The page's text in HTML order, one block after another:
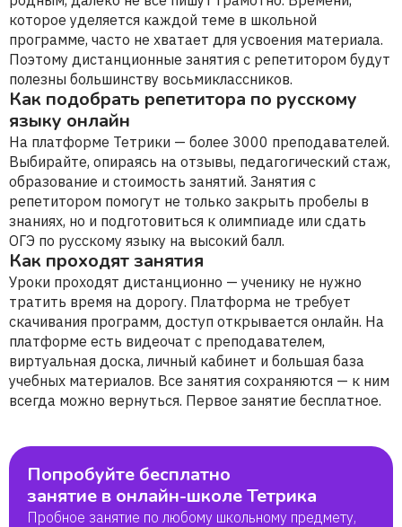
которое уделяется каждой теме в школьной
программе, часто не хватает для усвоения материала.
Поэтому дистанционные занятия с репетитором будут
полезны большинству восьмиклассников.
Как подобрать репетитора по русскому
языку онлайн
На платформе Тетрики — более 3000 преподавателей.
Выбирайте, опираясь на отзывы, педагогический стаж,
образование и стоимость занятий. Занятия с
репетитором помогут не только закрыть пробелы в
знаниях, но и подготовиться к олимпиаде или сдать
ОГЭ по русскому языку на высокий балл.
Как проходят занятия
Уроки проходят дистанционно — ученику не нужно
тратить время на дорогу. Платформа не требует
скачивания программ, доступ открывается онлайн. На
платформе есть видеочат с преподавателем,
виртуальная доска, личный кабинет и большая база
учебных материалов. Все занятия сохраняются — к ним
всегда можно вернуться. Первое занятие бесплатное.
Попробуйте бесплатно
занятие в онлайн-школе Тетрика
Пробное занятие по любому школьному предмету,